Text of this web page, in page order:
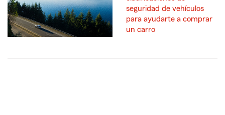
seguridad de vehículos
para ayudarte a comprar
un carro